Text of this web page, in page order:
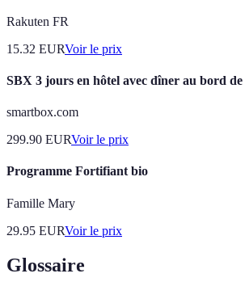
Rakuten FR
15.32 EURVoir le prix
SBX 3 jours en hôtel avec dîner au bord
smartbox.com
299.90 EURVoir le prix
Programme Fortifiant bio
Famille Mary
29.95 EURVoir le prix
Glossaire